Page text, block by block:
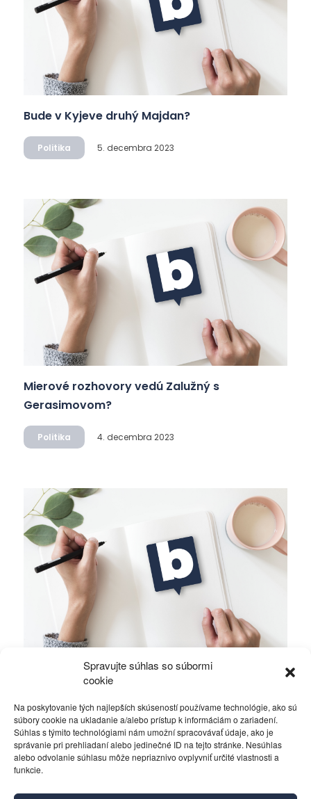
Spravujte súhlas so súbormi
cookie
Na poskytovanie tých najlepších skúseností používame technológie, ako sú
súbory cookie na ukladanie a/alebo prístup k informáciám o zariadení.
Súhlas s týmito technológiami nám umožní spracovávať údaje, ako je
správanie pri prehliadaní alebo jedinečné ID na tejto stránke. Nesúhlas
alebo odvolanie súhlasu môže nepriaznivo ovplyvniť určité vlastnosti a
funkcie.
Bude v Kyjeve druhý Majdan?
Politika 5. decembra 2023
Mierové rozhovory vedú Zalužný s
Gerasimovom?
Politika 4. decembra 2023
Ficova vláda a médiá…
Politika 4. decembra 2023
Kontakt